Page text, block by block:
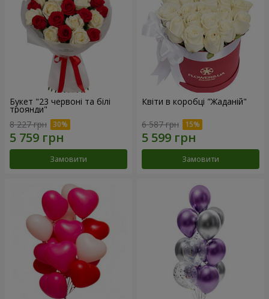
Букет "23 червоні та білі
троянди"
8 227 грн
Замовити
Квіти в коробці "Жаданій"
6 587 грн
Замовити